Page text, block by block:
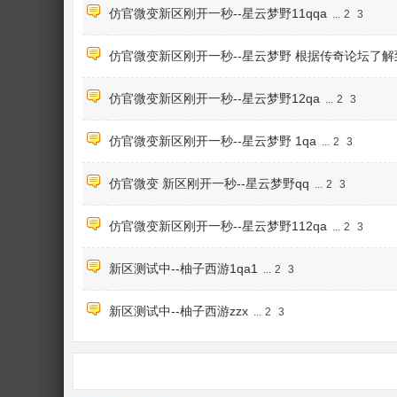
仿官微变新区刚开一秒--星云梦野11qqa ... 2 3
仿官微变新区刚开一秒--星云梦野 根据传奇论坛了解
仿官微变新区刚开一秒--星云梦野12qa ... 2 3
仿官微变新区刚开一秒--星云梦野 1qa ... 2 3
仿官微变 新区刚开一秒--星云梦野qq ... 2 3
仿官微变新区刚开一秒--星云梦野112qa ... 2 3
新区测试中--柚子西游1qa1 ... 2 3
新区测试中--柚子西游zzx ... 2 3